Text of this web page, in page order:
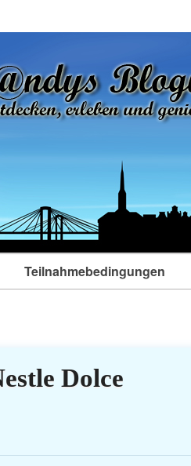
Teilnahmebedingungen
Dolce